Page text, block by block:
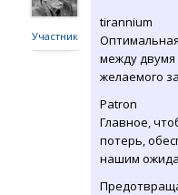
Участник
tirannium
между
желаемого
Patron
Главное,
потерь,
нашим